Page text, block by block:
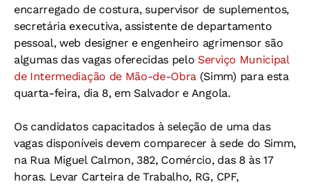
encarregado de costura, supervisor de suplementos,
secretária executiva, assistente de departamento
pessoal, web designer e engenheiro agrimensor são
algumas das vagas oferecidas pelo Serviço Municipal
de Intermediação de Mão-de-Obra (Simm) para esta
quarta-feira, dia 8, em Salvador e Angola.
Os candidatos capacitados à seleção de uma das
vagas disponíveis devem comparecer à sede do Simm,
na Rua Miguel Calmon, 382, Comércio, das 8 às 17
horas. Levar Carteira de Trabalho, RG, CPF,